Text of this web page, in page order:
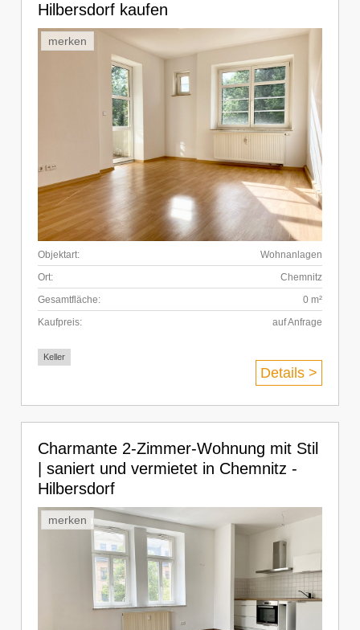
Hilbersdorf kaufen
merken
Objektart:
Wohnanlagen
Ort:
Chemnitz
Gesamtfläche:
0 m²
Kaufpreis:
auf Anfrage
Keller
Details >
Charmante 2-Zimmer-Wohnung mit Stil
| saniert und vermietet in Chemnitz -
Hilbersdorf
merken